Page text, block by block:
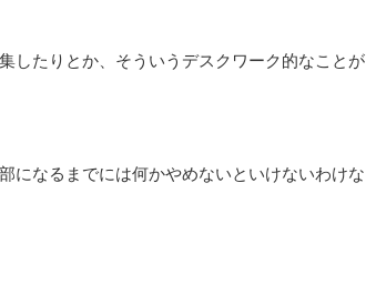
したりとか、そういうデスクワーク的なことが
になるまでには何かやめないといけないわけな